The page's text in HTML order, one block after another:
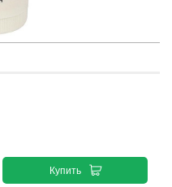
Купить